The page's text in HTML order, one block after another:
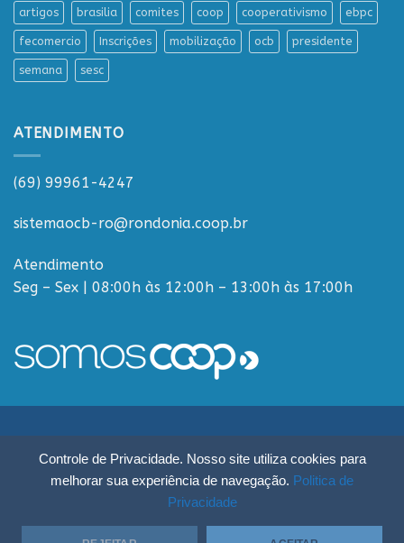
Controle de Privacidade. Nosso site utiliza cookies para
melhorar sua experiência de navegação. Politica de
Privacidade
artigos brasilia comites coop cooperativismo ebpc
fecomercio Inscrições mobilização ocb presidente
semana sesc
ATENDIMENTO
(69) 99961-4247
sistemaocb-ro@rondonia.coop.br
Atendimento
Seg – Sex | 08:00h às 12:00h – 13:00h às 17:00h
Sistema OCB Rondônia © Todos os Direitos Reservados - R. Paulo
Macalão, 4675 - Flodoaldo Pontes Pinto, Porto Velho - RO, 76820-454